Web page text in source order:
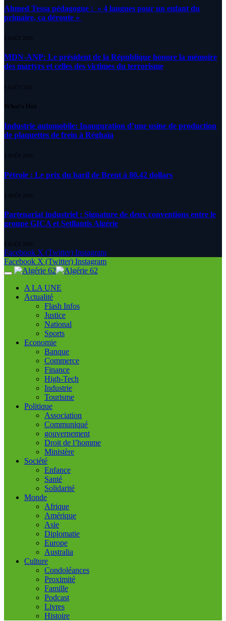
Ahmed Tessa pédagogue : » 4 langues pour un enfant du
primaire, ça déroute «
4 AOÛT 2026
MDN-ANP: Le président de la République honore la mémoire
des martyrs et celles des victimes du terrorisme
4 AOÛT 2026
What's Hot
Industrie automobile: Inauguration d’une usine de production
de plaquettes de frein à Réghaïa
5 AOÛT 2026
Pétrole : Le prix du baril de Brent à 80.42 dollars
5 AOÛT 2026
Partenariat industriel : Signature de deux conventions entre le
groupe GICA et Setllantis Algérie
5 AOÛT 2026
Facebook X (Twitter) Instagram
Facebook X (Twitter) Instagram
A LA UNE
Actualité
Flash Infos
Justice
National
Sports
Economie
Banque
Commerce
Finance
High-Tech
Industrie
Tourisme
Politique
Association
Communiqué
gouvernement
Droit de l’homme
Ministère
Société
Enfance
Santé
Solidarité
Monde
Afrique
Amérique
Asie
Diplomatie
Europe
Australia
Culture
Condoléances
Proximité
Famille
Podcast
Livres
Histoire